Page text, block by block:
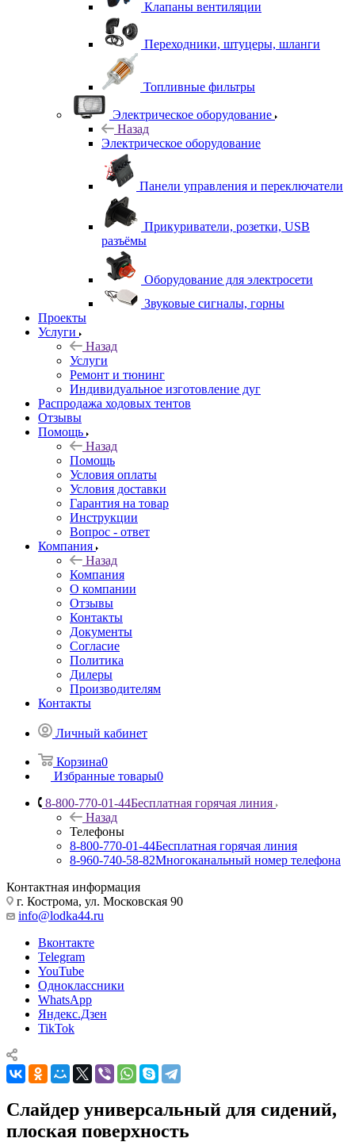
Клапаны вентиляции
Переходники, штуцеры, шланги
Топливные фильтры
Электрическое оборудование
Назад
Электрическое оборудование
Панели управления и переключатели
Прикуриватели, розетки, USB
разъёмы
Оборудование для электросети
Звуковые сигналы, горны
Проекты
Услуги
Назад
Услуги
Ремонт и тюнинг
Индивидуальное изготовление дуг
Распродажа ходовых тентов
Отзывы
Помощь
Назад
Помощь
Условия оплаты
Условия доставки
Гарантия на товар
Инструкции
Вопрос - ответ
Компания
Назад
Компания
О компании
Отзывы
Контакты
Документы
Согласие
Политика
Дилеры
Производителям
Контакты
Личный кабинет
Корзина0
Избранные товары0
8-800-770-01-44Бесплатная горячая линия
Назад
Телефоны
8-800-770-01-44Бесплатная горячая линия
8-960-740-58-82Многоканальный номер телефона
Контактная информация
г. Кострома, ул. Московская 90
info@lodka44.ru
Вконтакте
Telegram
YouTube
Одноклассники
WhatsApp
Яндекс.Дзен
TikTok
Слайдер универсальный для сидений,
плоская поверхность